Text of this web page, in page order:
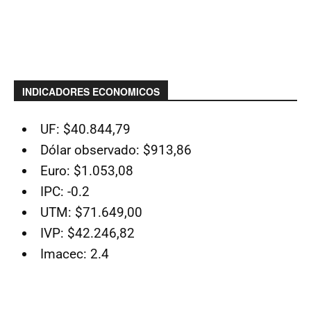
INDICADORES ECONOMICOS
UF: $40.844,79
Dólar observado: $913,86
Euro: $1.053,08
IPC: -0.2
UTM: $71.649,00
IVP: $42.246,82
Imacec: 2.4